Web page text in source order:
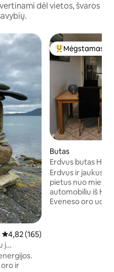
dėl vietos, švaros
Vidutinis įvertinimas: 4,82 iš 5,
4,82 (165)
į
oro ir
Svečių
Mėgstamas
Butas
Erdvus butas
Erdvus ir jaukus
pietus nuo
automobiliu iš
Eveneso oro